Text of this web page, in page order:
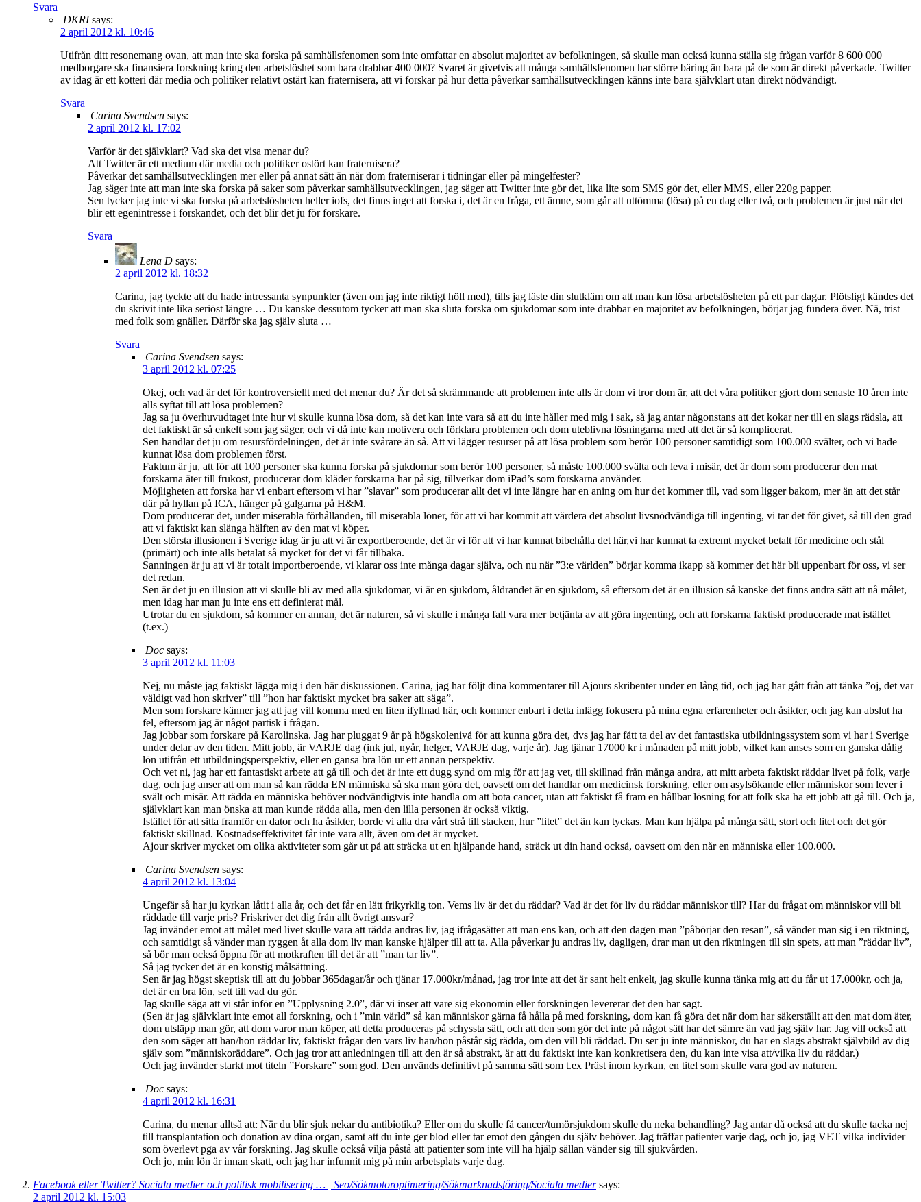
Svara
DKRI says:
2 april 2012 kl. 10:46
Utifrån ditt resonemang ovan, att man inte ska forska på samhällsfenomen som inte omfattar en absolut majoritet av befolkningen, så skulle man också kunna ställa sig frågan varför 8 600 000
medborgare ska finansiera forskning kring den arbetslöshet som bara drabbar 400 000? Svaret är givetvis att många samhällsfenomen har större bäring än bara på de som är direkt påverkade. Twitter
av idag är ett kotteri där media och politiker relativt ostärt kan fraternisera, att vi forskar på hur detta påverkar samhällsutvecklingen känns inte bara självklart utan direkt nödvändigt.
Svara
Carina Svendsen says:
2 april 2012 kl. 17:02
Varför är det självklart? Vad ska det visa menar du?
Att Twitter är ett medium där media och politiker ostört kan fraternisera?
Påverkar det samhällsutvecklingen mer eller på annat sätt än när dom fraterniserar i tidningar eller på mingelfester?
Jag säger inte att man inte ska forska på saker som påverkar samhällsutvecklingen, jag säger att Twitter inte gör det, lika lite som SMS gör det, eller MMS, eller 220g papper.
Sen tycker jag inte vi ska forska på arbetslösheten heller iofs, det finns inget att forska i, det är en fråga, ett ämne, som går att uttömma (lösa) på en dag eller två, och problemen är just när det
blir ett egenintresse i forskandet, och det blir det ju för forskare.
Svara
Lena D says:
2 april 2012 kl. 18:32
Carina, jag tyckte att du hade intressanta synpunkter (även om jag inte riktigt höll med), tills jag läste din slutkläm om att man kan lösa arbetslösheten på ett par dagar. Plötsligt kändes det
du skrivit inte lika seriöst längre … Du kanske dessutom tycker att man ska sluta forska om sjukdomar som inte drabbar en majoritet av befolkningen, börjar jag fundera över. Nä, trist
med folk som gnäller. Därför ska jag själv sluta …
Svara
Carina Svendsen says:
3 april 2012 kl. 07:25
Okej, och vad är det för kontroversiellt med det menar du? Är det så skrämmande att problemen inte alls är dom vi tror dom är, att det våra politiker gjort dom senaste 10 åren inte
alls syftat till att lösa problemen?
Jag sa ju överhuvudtaget inte hur vi skulle kunna lösa dom, så det kan inte vara så att du inte håller med mig i sak, så jag antar någonstans att det kokar ner till en slags rädsla, att
det faktiskt är så enkelt som jag säger, och vi då inte kan motivera och förklara problemen och dom uteblivna lösningarna med att det är så komplicerat.
Sen handlar det ju om resursfördelningen, det är inte svårare än så. Att vi lägger resurser på att lösa problem som berör 100 personer samtidigt som 100.000 svälter, och vi hade
kunnat lösa dom problemen först.
Faktum är ju, att för att 100 personer ska kunna forska på sjukdomar som berör 100 personer, så måste 100.000 svälta och leva i misär, det är dom som producerar den mat
forskarna äter till frukost, producerar dom kläder forskarna har på sig, tillverkar dom iPad’s som forskarna använder.
Möjligheten att forska har vi enbart eftersom vi har ”slavar” som producerar allt det vi inte längre har en aning om hur det kommer till, vad som ligger bakom, mer än att det står
där på hyllan på ICA, hänger på galgarna på H&M.
Dom producerar det, under miserabla förhållanden, till miserabla löner, för att vi har kommit att värdera det absolut livsnödvändiga till ingenting, vi tar det för givet, så till den grad
att vi faktiskt kan slänga hälften av den mat vi köper.
Den största illusionen i Sverige idag är ju att vi är exportberoende, det är vi för att vi har kunnat bibehålla det här,vi har kunnat ta extremt mycket betalt för medicine och stål
(primärt) och inte alls betalat så mycket för det vi får tillbaka.
Sanningen är ju att vi är totalt importberoende, vi klarar oss inte många dagar själva, och nu när ”3:e världen” börjar komma ikapp så kommer det här bli uppenbart för oss, vi ser
det redan.
Sen är det ju en illusion att vi skulle bli av med alla sjukdomar, vi är en sjukdom, åldrandet är en sjukdom, så eftersom det är en illusion så kanske det finns andra sätt att nå målet,
men idag har man ju inte ens ett definierat mål.
Utrotar du en sjukdom, så kommer en annan, det är naturen, så vi skulle i många fall vara mer betjänta av att göra ingenting, och att forskarna faktiskt producerade mat istället
(t.ex.)
Doc says:
3 april 2012 kl. 11:03
Nej, nu måste jag faktiskt lägga mig i den här diskussionen. Carina, jag har följt dina kommentarer till Ajours skribenter under en lång tid, och jag har gått från att tänka ”oj, det var
väldigt vad hon skriver” till ”hon har faktiskt mycket bra saker att säga”.
Men som forskare känner jag att jag vill komma med en liten ifyllnad här, och kommer enbart i detta inlägg fokusera på mina egna erfarenheter och åsikter, och jag kan abslut ha
fel, eftersom jag är något partisk i frågan.
Jag jobbar som forskare på Karolinska. Jag har pluggat 9 år på högskolenivå för att kunna göra det, dvs jag har fått ta del av det fantastiska utbildningssystem som vi har i Sverige
under delar av den tiden. Mitt jobb, är VARJE dag (ink jul, nyår, helger, VARJE dag, varje år). Jag tjänar 17000 kr i månaden på mitt jobb, vilket kan anses som en ganska dålig
lön utifrån ett utbildningsperspektiv, eller en gansa bra lön ur ett annan perspektiv.
Och vet ni, jag har ett fantastiskt arbete att gå till och det är inte ett dugg synd om mig för att jag vet, till skillnad från många andra, att mitt arbeta faktiskt räddar livet på folk, varje
dag, och jag anser att om man så kan rädda EN människa så ska man göra det, oavsett om det handlar om medicinsk forskning, eller om asylsökande eller människor som lever i
svält och misär. Att rädda en människa behöver nödvändigtvis inte handla om att bota cancer, utan att faktiskt få fram en hållbar lösning för att folk ska ha ett jobb att gå till. Och ja,
självklart kan man önska att man kunde rädda alla, men den lilla personen är också viktig.
Istället för att sitta framför en dator och ha åsikter, borde vi alla dra vårt strå till stacken, hur ”litet” det än kan tyckas. Man kan hjälpa på många sätt, stort och litet och det gör
faktiskt skillnad. Kostnadseffektivitet får inte vara allt, även om det är mycket.
Ajour skriver mycket om olika aktiviteter som går ut på att sträcka ut en hjälpande hand, sträck ut din hand också, oavsett om den når en människa eller 100.000.
Carina Svendsen says:
4 april 2012 kl. 13:04
Ungefär så har ju kyrkan låtit i alla år, och det får en lätt frikyrklig ton. Vems liv är det du räddar? Vad är det för liv du räddar människor till? Har du frågat om människor vill bli
räddade till varje pris? Friskriver det dig från allt övrigt ansvar?
Jag invänder emot att målet med livet skulle vara att rädda andras liv, jag ifrågasätter att man ens kan, och att den dagen man ”påbörjar den resan”, så vänder man sig i en riktning,
och samtidigt så vänder man ryggen åt alla dom liv man kanske hjälper till att ta. Alla påverkar ju andras liv, dagligen, drar man ut den riktningen till sin spets, att man ”räddar liv”,
så bör man också öppna för att motkraften till det är att ”man tar liv”.
Så jag tycker det är en konstig målsättning.
Sen är jag högst skeptisk till att du jobbar 365dagar/år och tjänar 17.000kr/månad, jag tror inte att det är sant helt enkelt, jag skulle kunna tänka mig att du får ut 17.000kr, och ja,
det är en bra lön, sett till vad du gör.
Jag skulle säga att vi står inför en ”Upplysning 2.0”, där vi inser att vare sig ekonomin eller forskningen levererar det den har sagt.
(Sen är jag självklart inte emot all forskning, och i ”min värld” så kan människor gärna få hålla på med forskning, dom kan få göra det när dom har säkerställt att den mat dom äter,
dom utsläpp man gör, att dom varor man köper, att detta produceras på schyssta sätt, och att den som gör det inte på något sätt har det sämre än vad jag själv har. Jag vill också att
den som säger att han/hon räddar liv, faktiskt frågar den vars liv han/hon påstår sig rädda, om den vill bli räddad. Du ser ju inte människor, du har en slags abstrakt självbild av dig
själv som ”människoräddare”. Och jag tror att anledningen till att den är så abstrakt, är att du faktiskt inte kan konkretisera den, du kan inte visa att/vilka liv du räddar.)
Och jag invänder starkt mot titeln ”Forskare” som god. Den används definitivt på samma sätt som t.ex Präst inom kyrkan, en titel som skulle vara god av naturen.
Doc says:
4 april 2012 kl. 16:31
Carina, du menar alltså att: När du blir sjuk nekar du antibiotika? Eller om du skulle få cancer/tumörsjukdom skulle du neka behandling? Jag antar då också att du skulle tacka nej
till transplantation och donation av dina organ, samt att du inte ger blod eller tar emot den gången du själv behöver. Jag träffar patienter varje dag, och jo, jag VET vilka individer
som överlevt pga av vår forskning. Jag skulle också vilja påstå att patienter som inte vill ha hjälp sällan vänder sig till sjukvården.
Och jo, min lön är innan skatt, och jag har infunnit mig på min arbetsplats varje dag.
Facebook eller Twitter? Sociala medier och politisk mobilisering … | Seo/Sökmotoroptimering/Sökmarknadsföring/Sociala medier says:
2 april 2012 kl. 15:03